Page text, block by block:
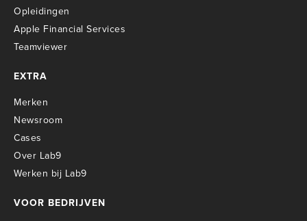
Opleidingen
Apple Financial Services
Teamviewer
EXTRA
Merken
Newsroom
Cases
Over Lab9
Werken bij Lab9
VOOR BEDRIJVEN